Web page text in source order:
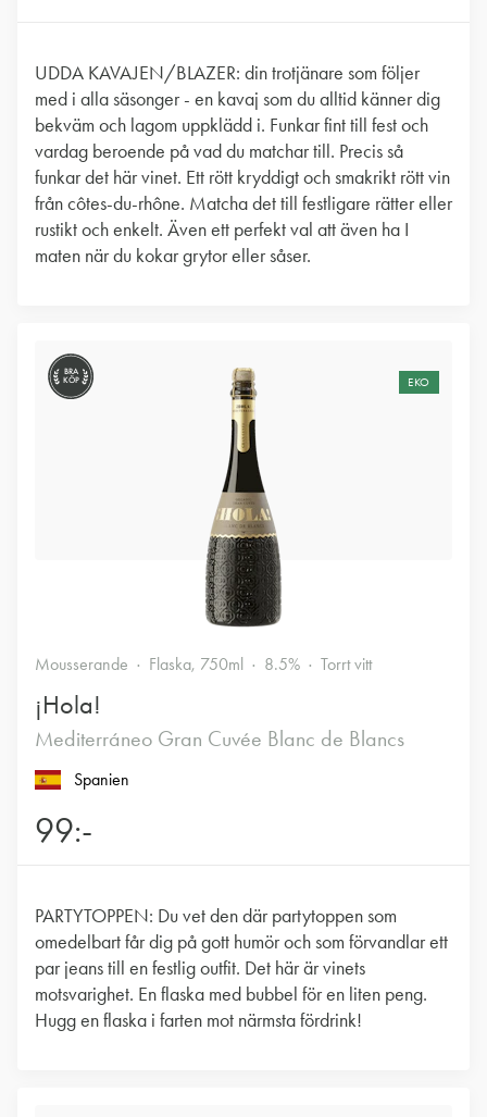
UDDA KAVAJEN/BLAZER: din trotjänare som följer
med i alla säsonger - en kavaj som du alltid känner dig
bekväm och lagom uppklädd i. Funkar fint till fest och
vardag beroende på vad du matchar till. Precis så
funkar det här vinet. Ett rött kryddigt och smakrikt rött vin
från côtes-du-rhône. Matcha det till festligare rätter eller
rustikt och enkelt. Även ett perfekt val att även ha I
maten när du kokar grytor eller såser.
BRA
KÖP
EKO
Mousserande Flaska, 750ml 8.5% Torrt vitt
¡Hola!
Mediterráneo Gran Cuvée Blanc de Blancs
Spanien
99:-
PARTYTOPPEN: Du vet den där partytoppen som
omedelbart får dig på gott humör och som förvandlar ett
par jeans till en festlig outfit. Det här är vinets
motsvarighet. En flaska med bubbel för en liten peng.
Hugg en flaska i farten mot närmsta fördrink!